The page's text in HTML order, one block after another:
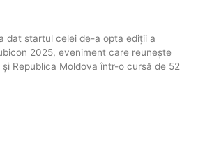
dat startul celei de-a opta ediții a
2025, eveniment care reunește
Republica Moldova într-o cursă de 52